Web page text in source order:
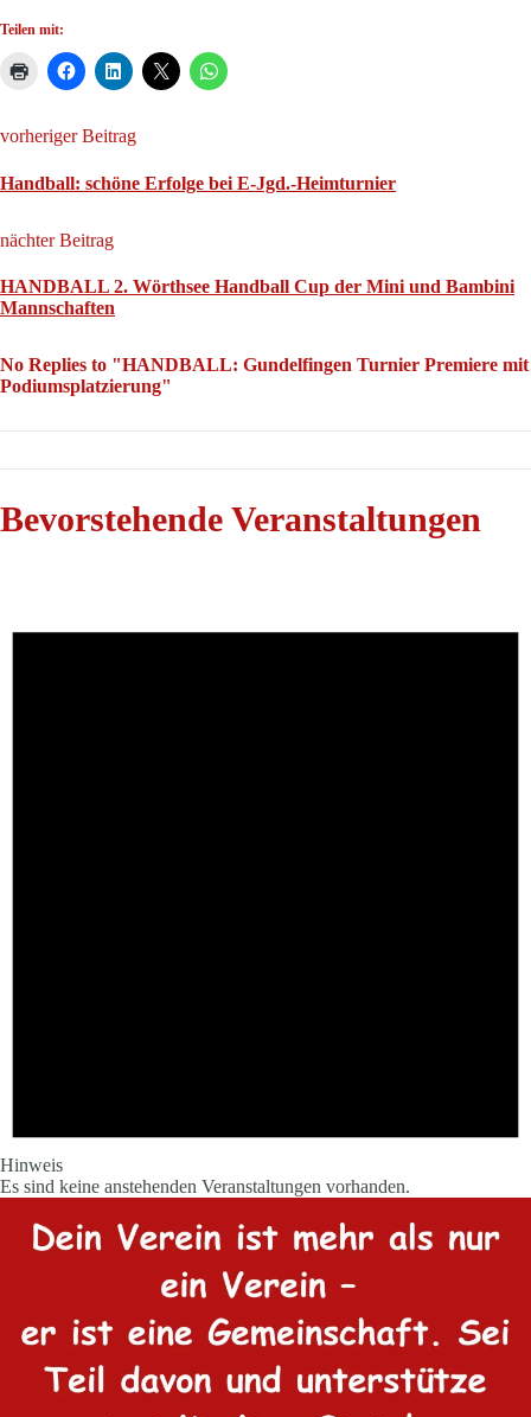
Teilen mit:
vorheriger Beitrag
Handball: schöne Erfolge bei E-Jgd.-Heimturnier
nächter Beitrag
HANDBALL 2. Wörthsee Handball Cup der Mini und Bambini
Mannschaften
No Replies to "HANDBALL: Gundelfingen Turnier Premiere mit
Podiumsplatzierung"
Bevorstehende Veranstaltungen
Hinweis
Es sind keine anstehenden Veranstaltungen vorhanden.